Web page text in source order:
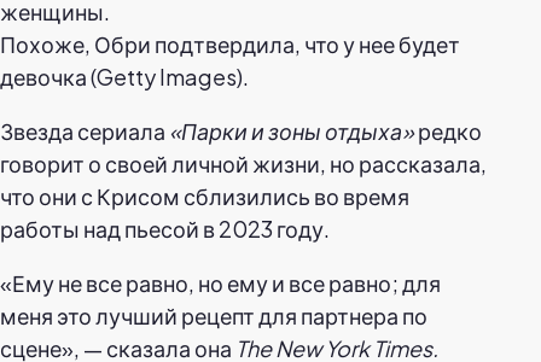
Похоже, Обри подтвердила, что у нее будет
девочка (Getty Images).
Звезда сериала «Парки и зоны отдыха»редко
говорит о своей личной жизни, но рассказала,
что они с Крисом сблизились во время
работы над пьесой в 2023 году.
«Ему не все равно, но ему и все равно; для
меня это лучший рецепт для партнера по
сцене», — сказала она The New York Times.